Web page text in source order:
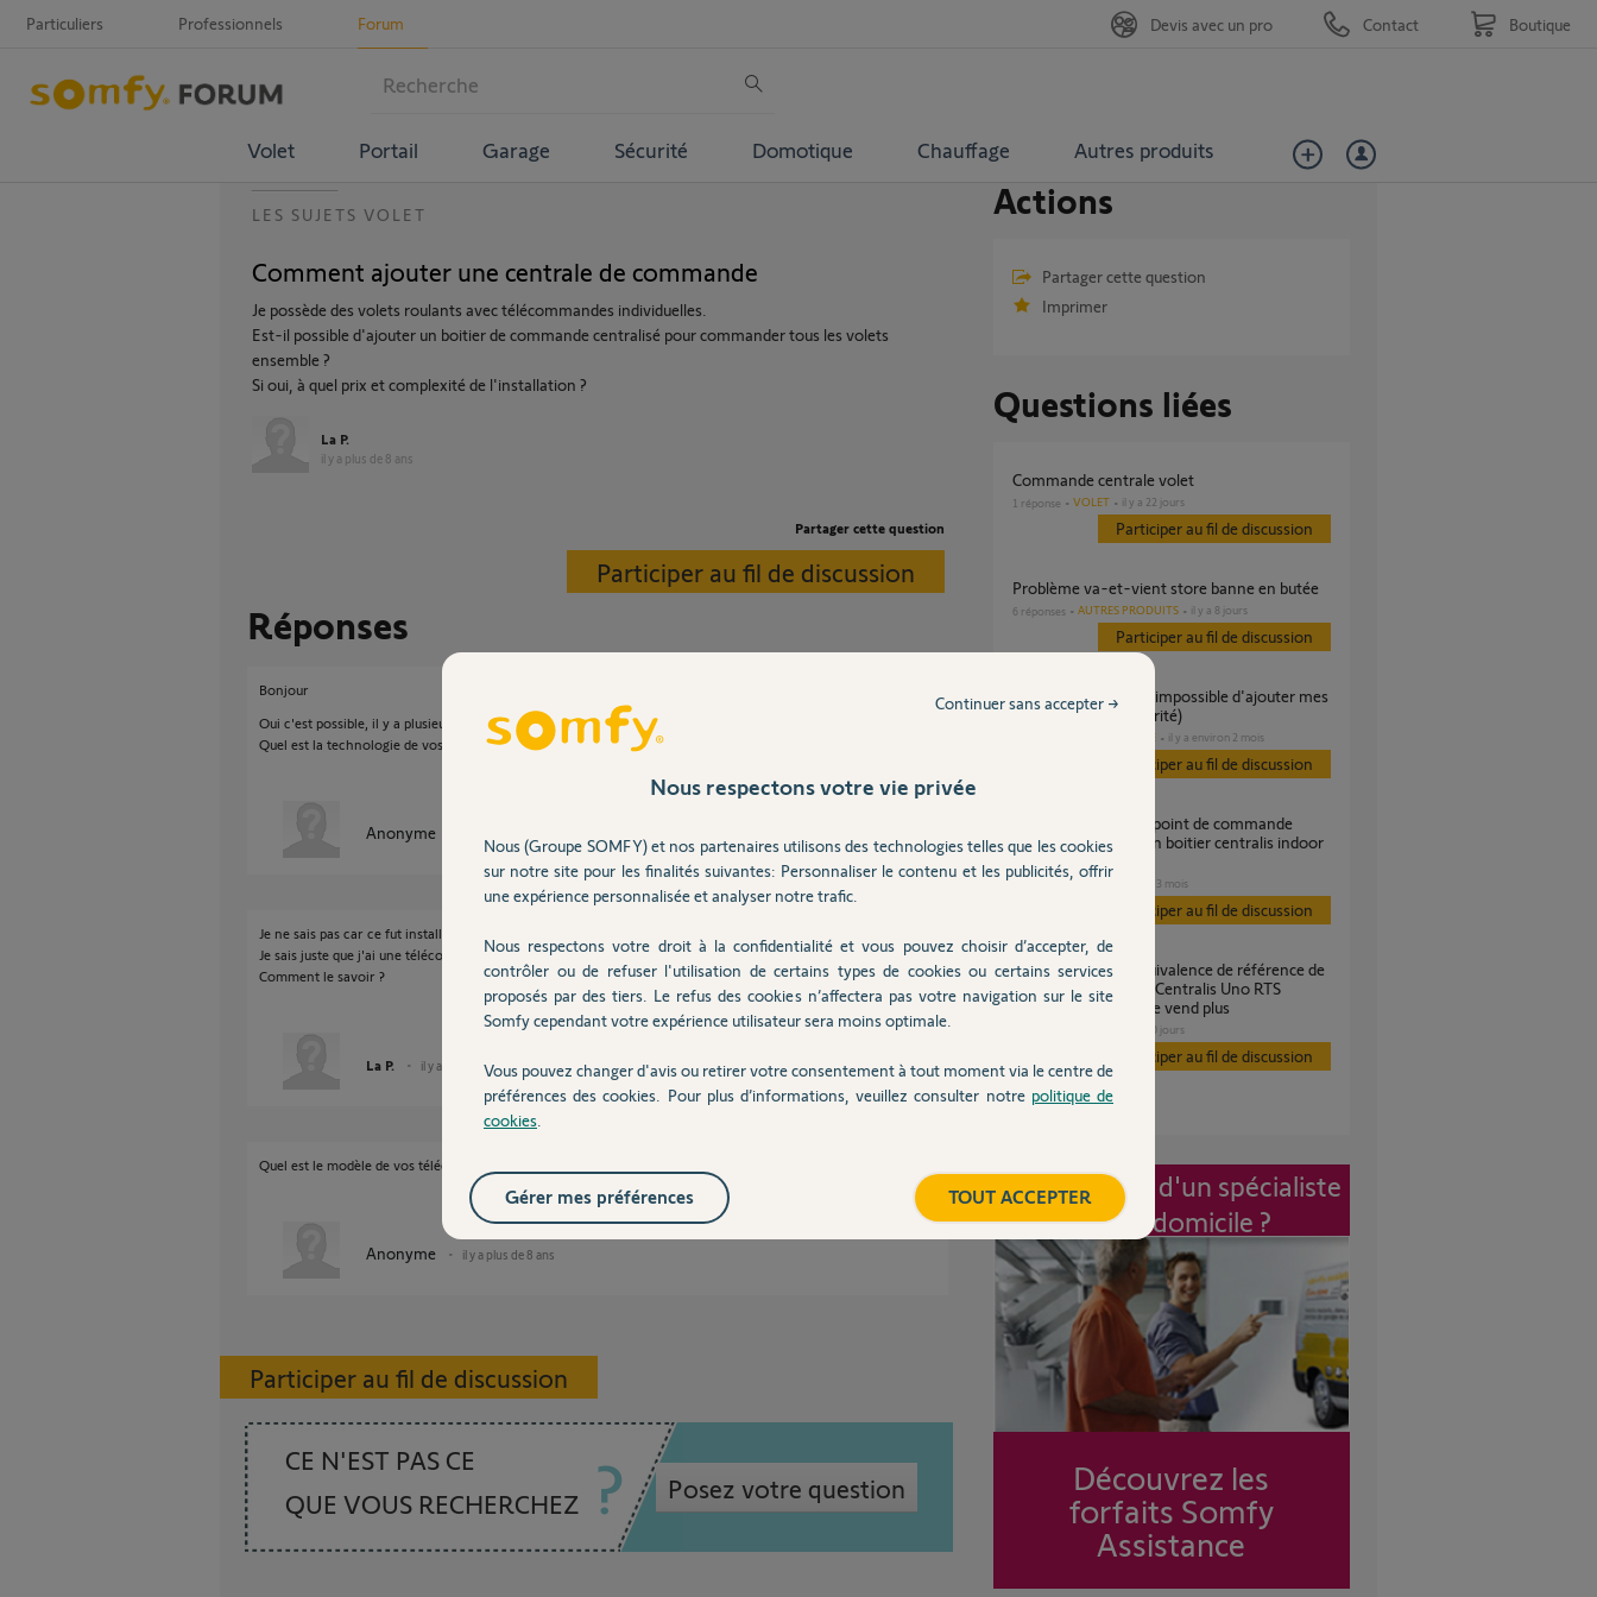
Particuliers Professionnels Forum
Volet Portail Garage Sécurité Domotique Chauffage Autres produits
Devis avec un pro Contact Boutique
LES SUJETS VOLET
Comment ajouter une centrale de commande
Je possède des volets roulants avec télécommandes individuelles.
Est-il possible d'ajouter un boitier de commande centralisé pour commander tous les volets
ensemble ?
Si oui, à quel prix et complexité de l'installation ?
La P.
il y a plus de 8 ans
Partager cette question
Participer au fil de discussion
Réponses
Bonjour
Oui c'est possible, il y a plusieurs options.
Quel est la technologie de vos volets (IO ou RTS) ?
Anonyme
Je ne sais pas car ce fut installé par le constructeur de la maison.
Je sais juste que j'ai une télécommande pour chaque volet.
Comment le savoir ?
La P. il y a plus de 8 ans
Quel est le modèle de vos télécommandes. Au mieux faites des photos des 2 faces.
Anonyme il y a plus de 8 ans
Participer au fil de discussion
CE N'EST PAS CE
QUE VOUS RECHERCHEZ
Posez votre question
Actions
Partager cette question
Imprimer
Questions liées
Commande centrale volet
1 réponse VOLET il y a 22 jours
Participer au fil de discussion
Problème va-et-vient store banne en butée
6 réponses AUTRES PRODUITS il y a 8 jours
Participer au fil de discussion
volets io (clé de sécurité)
DOMOTIQUE il y a environ 2 mois
Participer au fil de discussion
Centralis RTS avec un boitier centralis indoor
RTS ?
réponses il y a 3 mois
Participer au fil de discussion
J'ai besoin d'une équivalence de référence de
commande de volet Centralis Uno RTS
154195B110 qui ne se vend plus
il y a 10 jours
Participer au fil de discussion
Intervention d'un spécialiste
à mon domicile ?
Découvrez les
forfaits Somfy
Assistance
Nous respectons votre vie privée
Nous (Groupe SOMFY) et nos partenaires utilisons des technologies telles que les cookies
sur notre site pour les finalités suivantes: Personnaliser le contenu et les publicités, offrir
une expérience personnalisée et analyser notre trafic.
Nous respectons votre droit à la confidentialité et vous pouvez choisir d’accepter, de
contrôler ou de refuser l'utilisation de certains types de cookies ou certains services
proposés par des tiers. Le refus des cookies n’affectera pas votre navigation sur le site
Somfy cependant votre expérience utilisateur sera moins optimale.
Vous pouvez changer d'avis ou retirer votre consentement à tout moment via le centre de
préférences des cookies. Pour plus d’informations, veuillez consulter notre politique de
cookies
Continuer sans accepter →
TOUT ACCEPTER
Gérer mes préférences